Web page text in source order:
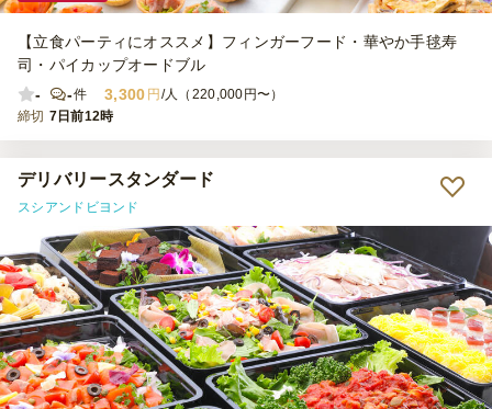
【立食パーティにオススメ】フィンガーフード・華やか手毬寿
司・パイカップオードブル
-
-件 3,300 円/人（220,000円〜）
締切 7日前12時
デリバリースタンダード
スシアンドビヨンド